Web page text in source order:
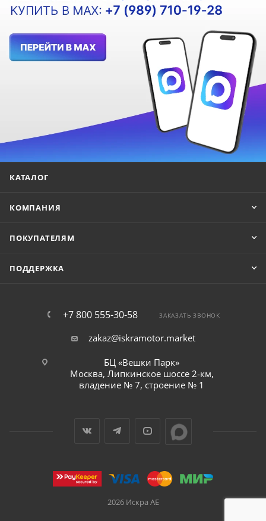
КАТАЛОГ
КОМПАНИЯ
ПОКУПАТЕЛЯМ
ПОДДЕРЖКА
+7 800 555-30-58 ЗАКАЗАТЬ ЗВОНОК
zakaz@iskramotor.market
БЦ «Вешки Парк»
Москва, Липкинское шоссе 2-км,
владение № 7, строение № 1
2026 Искра АЕ